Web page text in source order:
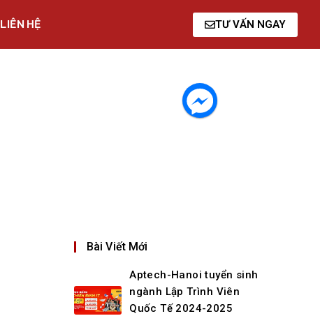
LIÊN HỆ TƯ VẤN NGAY
Bài Viết Mới
Aptech-Hanoi tuyển sinh
ngành Lập Trình Viên
Quốc Tế 2024-2025